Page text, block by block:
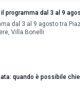
programma dal 3 al 9
dal 3 al 9 agosto tra
Villa Bonelli
quando è possibile